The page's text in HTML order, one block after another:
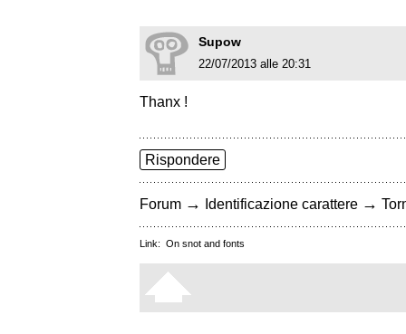
Supow
22/07/2013 alle 20:31
Thanx !
Rispondere
Forum → Identificazione carattere →
Link: On snot and fonts